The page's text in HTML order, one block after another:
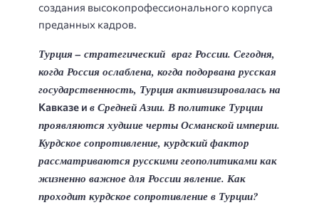
создания высокопрофессионального корпуса
преданных кадров.
Турция – стратегический враг России. Сегодня,
когда Россия ослаблена, когда подорвана русская
государственность, Турция активизировалась на
Кавказе и в Средней Азии. В политике Турции
проявляются худшие черты Османской империи.
Курдское сопротивление, курдский фактор
рассматриваются русскими геополитиками как
жизненно важное для России явление. Как
проходит курдское сопротивление в Турции?